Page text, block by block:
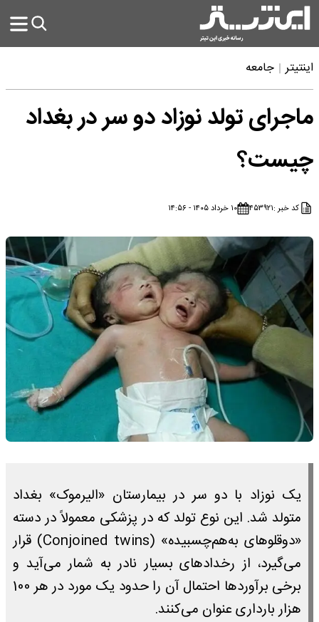
اینتیتر جامعه
ماجرای تولد نوزاد دو سر در بغداد
چیست؟
کد خبر :۴۵۳۹۲۱ ۱۰ خرداد ۱۴۰۵ - ۱۴:۵۶
یک نوزاد با دو سر در بیمارستان «الیرموک» بغداد
متولد شد. این نوع تولد که در پزشکی معمولاً در دسته
«دوقلوهای به‌هم‌چسبیده» (Conjoined twins) قرار
می‌گیرد، از رخدادهای بسیار نادر به شمار می‌آید و
برخی برآوردها احتمال آن را حدود یک مورد در هر 100
هزار بارداری عنوان می‌کنند.